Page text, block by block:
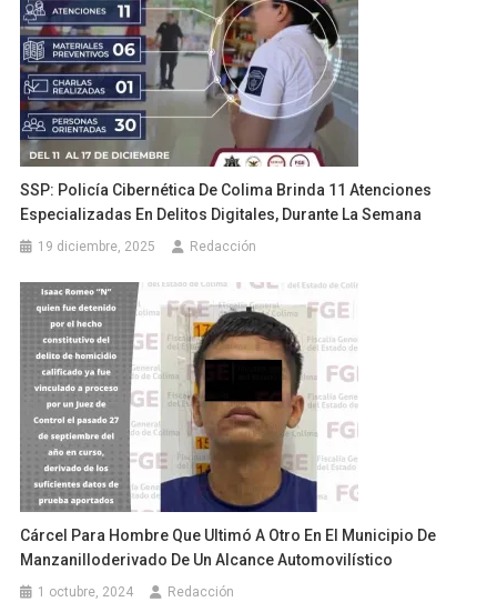
SSP: Policía Cibernética De Colima Brinda 11 Atenciones
Especializadas En Delitos Digitales, Durante La Semana
19 diciembre, 2025 Redacción
Cárcel Para Hombre Que Ultimó A Otro En El Municipio De
Manzanilloderivado De Un Alcance Automovilístico
1 octubre, 2024 Redacción